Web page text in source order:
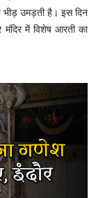
भीड़ उमड़ती है। इस दिन
में विशेष आरती का